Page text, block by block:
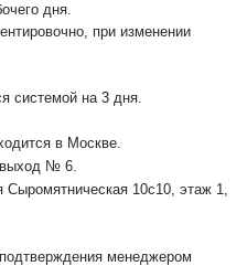
дня.
при изменении
системой на 3 дня.
в Москве.
выход № 6.
10с10, этаж 1,
менеджером